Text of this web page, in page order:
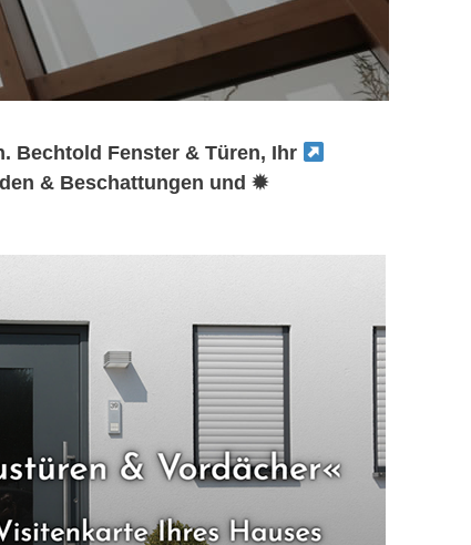
Bechtold Fenster & Türen, Ihr
& Beschattungen und ✹